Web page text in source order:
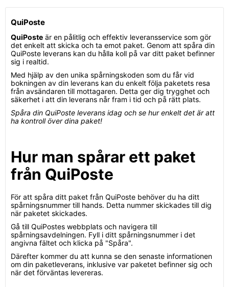
QuiPoste
QuiPoste är en pålitlig och effektiv leveransservice som gör
det enkelt att skicka och ta emot paket. Genom att spåra din
QuiPoste leverans kan du hålla koll på var ditt paket befinner
sig i realtid.
Med hjälp av den unika spårningskoden som du får vid
bokningen av din leverans kan du enkelt följa paketets resa
från avsändaren till mottagaren. Detta ger dig trygghet och
säkerhet i att din leverans når fram i tid och på rätt plats.
Spåra din QuiPoste leverans idag och se hur enkelt det är att
ha kontroll över dina paket!
Hur man spårar ett paket
från QuiPoste
För att spåra ditt paket från QuiPoste behöver du ha ditt
spårningsnummer till hands. Detta nummer skickades till dig
när paketet skickades.
Gå till QuiPostes webbplats och navigera till
spårningsavdelningen. Fyll i ditt spårningsnummer i det
angivna fältet och klicka på "Spåra".
Därefter kommer du att kunna se den senaste informationen
om din paketleverans, inklusive var paketet befinner sig och
när det förväntas levereras.